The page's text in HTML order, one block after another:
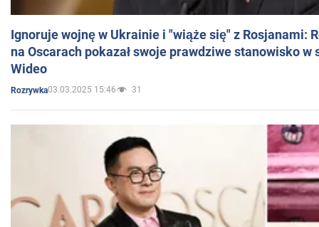
Ignoruje wojnę w Ukrainie i "wiąże się" z Rosjanami:
na Oscarach pokazał swoje prawdziwe stanowisko w
Wideo
Rozrywka03.03.2025 15:46 31